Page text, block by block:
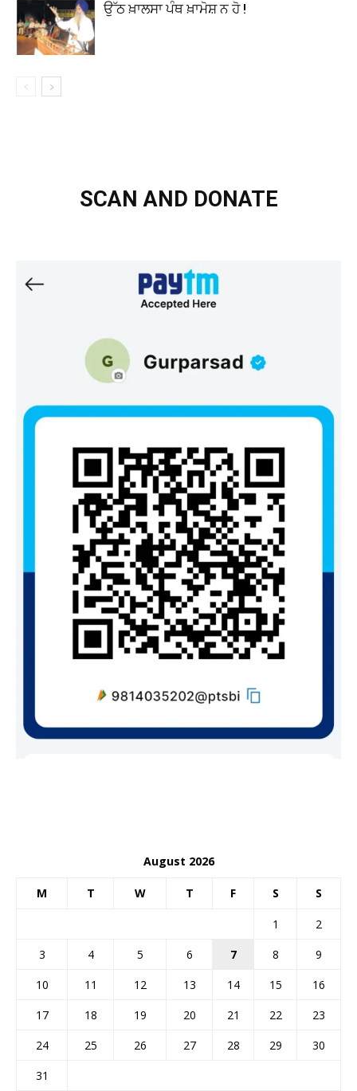
ਉੱਠ ਖ਼ਾਲਸਾ ਪੰਥ ਖ਼ਾਮੋਸ਼ ਨ ਹੋ !
SCAN AND DONATE
August 2026
M T W T F S S
1
2
3
4 5 6 7 8
9
10
11 12 13 14 15
16
17
18 19 20 21 22
23
24
25 26 27 28 29
30
31